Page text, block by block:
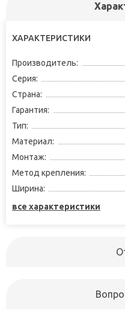
ХАРАКТЕРИСТИКИ
Производитель:
Серия:
Страна:
Гарантия:
Тип:
Материал:
Монтаж:
Метод крепления:
Ширина:
все характеристики